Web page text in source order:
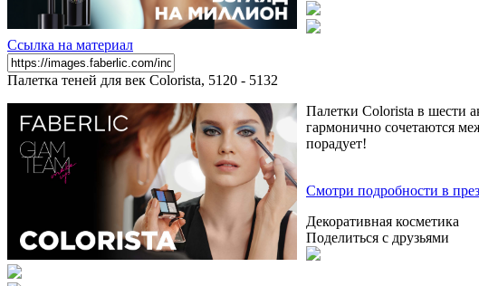
Ссылка на материал
Палетка теней для век Colorista, 5120 - 5132
Палетки Colorista в шести
гармонично сочетаются
порадует!
Смотри подробности в
Декоративная косметика
Поделиться с друзьями